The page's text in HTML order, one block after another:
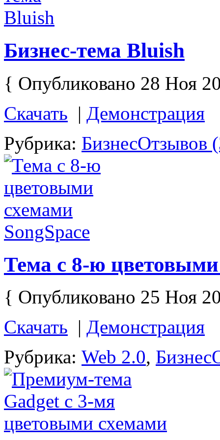
Бизнес-тема Bluish
{ Опубликовано 28 Ноя
Скачать | Демонстрация
Рубрика: БизнесОтзывов
Тема с 8-ю цветовыми
{ Опубликовано 25 Ноя
Скачать | Демонстрация
Рубрика: Web 2.0, Бизнес